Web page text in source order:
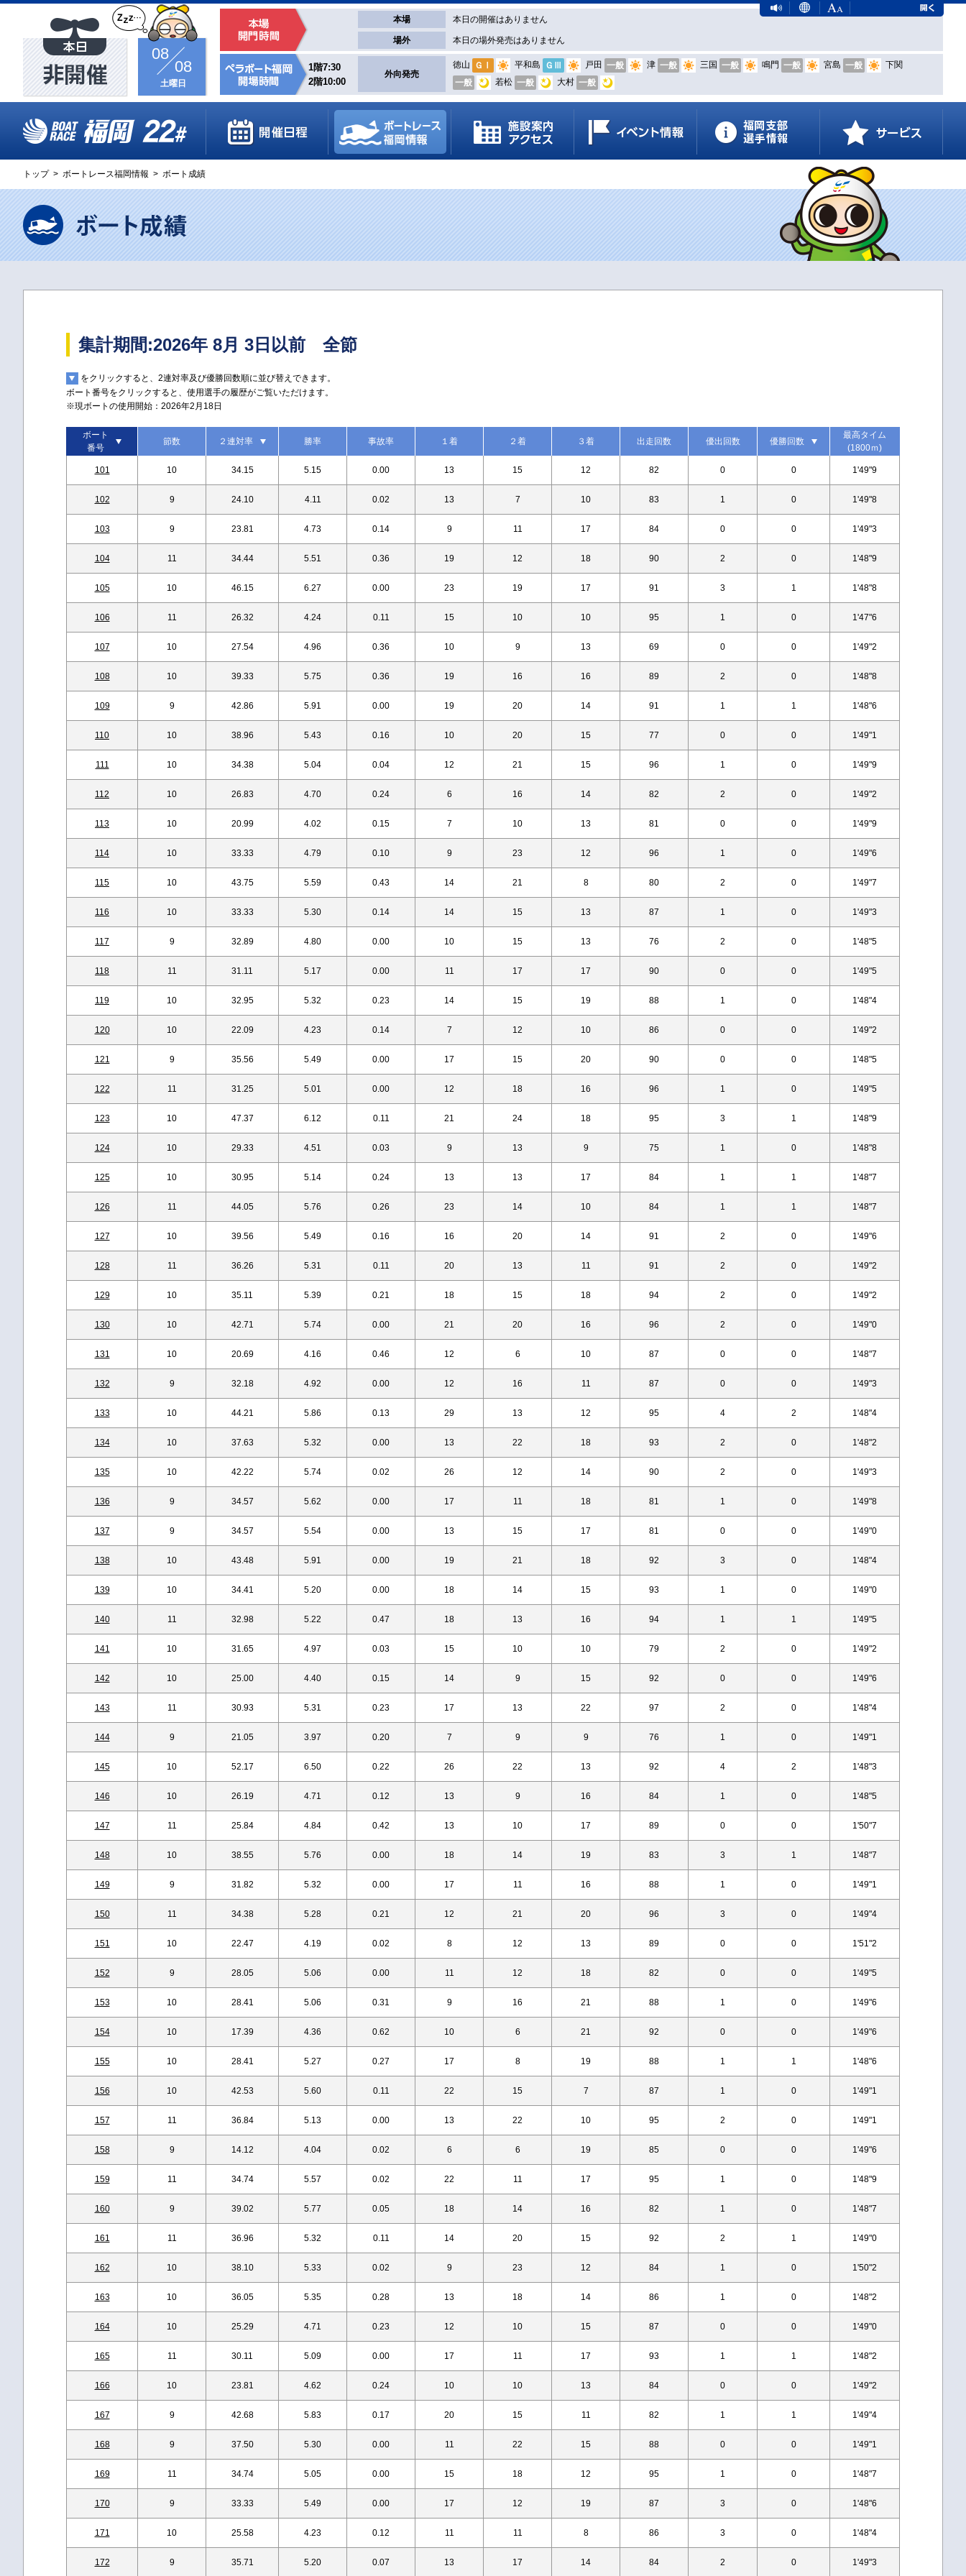
08
08
土曜日
本場 本日の開催はありません
場外 本日の場外発売はありません
1階7:30
2階10:00
外向発売
徳山 ＧⅠ 平和島 ＧⅢ 戸田 一般 津 一般 三国 一般 鳴門 一般 宮島 一般
下関
一般
若松 一般 大村 一般
トップ > ボートレース福岡情報 > ボート成績
集計期間:2026年 8月 3日以前 全節
をクリックすると、2連対率及び優勝回数順に並び替えできます。
ボート番号をクリックすると、使用選手の履歴がご覧いただけます。
※現ボートの使用開始：2026年2月18日
ボート
番号
節数 ２連対率 勝率 事故率 １着 ２着 ３着 出走回数 優出回数 優勝回数
最高タイム
(1800ｍ)
101 10 34.15 5.15 0.00 13 15 12 82 0 0 1'49"9
102 9 24.10 4.11 0.02 13 7 10 83 1 0 1'49"8
103 9 23.81 4.73 0.14 9 11 17 84 0 0 1'49"3
104 11 34.44 5.51 0.36 19 12 18 90 2 0 1'48"9
105 10 46.15 6.27 0.00 23 19 17 91 3 1 1'48"8
106 11 26.32 4.24 0.11 15 10 10 95 1 0 1'47"6
107 10 27.54 4.96 0.36 10 9 13 69 0 0 1'49"2
108 10 39.33 5.75 0.36 19 16 16 89 2 0 1'48"8
109 9 42.86 5.91 0.00 19 20 14 91 1 1 1'48"6
110 10 38.96 5.43 0.16 10 20 15 77 0 0 1'49"1
111 10 34.38 5.04 0.04 12 21 15 96 1 0 1'49"9
112 10 26.83 4.70 0.24 6 16 14 82 2 0 1'49"2
113 10 20.99 4.02 0.15 7 10 13 81 0 0 1'49"9
114 10 33.33 4.79 0.10 9 23 12 96 1 0 1'49"6
115 10 43.75 5.59 0.43 14 21 8 80 2 0 1'49"7
116 10 33.33 5.30 0.14 14 15 13 87 1 0 1'49"3
117 9 32.89 4.80 0.00 10 15 13 76 2 0 1'48"5
118 11 31.11 5.17 0.00 11 17 17 90 0 0 1'49"5
119 10 32.95 5.32 0.23 14 15 19 88 1 0 1'48"4
120 10 22.09 4.23 0.14 7 12 10 86 0 0 1'49"2
121 9 35.56 5.49 0.00 17 15 20 90 0 0 1'48"5
122 11 31.25 5.01 0.00 12 18 16 96 1 0 1'49"5
123 10 47.37 6.12 0.11 21 24 18 95 3 1 1'48"9
124 10 29.33 4.51 0.03 9 13 9 75 1 0 1'48"8
125 10 30.95 5.14 0.24 13 13 17 84 1 1 1'48"7
126 11 44.05 5.76 0.26 23 14 10 84 1 1 1'48"7
127 10 39.56 5.49 0.16 16 20 14 91 2 0 1'49"6
128 11 36.26 5.31 0.11 20 13 11 91 2 0 1'49"2
129 10 35.11 5.39 0.21 18 15 18 94 2 0 1'49"2
130 10 42.71 5.74 0.00 21 20 16 96 2 0 1'49"0
131 10 20.69 4.16 0.46 12 6 10 87 0 0 1'48"7
132 9 32.18 4.92 0.00 12 16 11 87 0 0 1'49"3
133 10 44.21 5.86 0.13 29 13 12 95 4 2 1'48"4
134 10 37.63 5.32 0.00 13 22 18 93 2 0 1'48"2
135 10 42.22 5.74 0.02 26 12 14 90 2 0 1'49"3
136 9 34.57 5.62 0.00 17 11 18 81 1 0 1'49"8
137 9 34.57 5.54 0.00 13 15 17 81 0 0 1'49"0
138 10 43.48 5.91 0.00 19 21 18 92 3 0 1'48"4
139 10 34.41 5.20 0.00 18 14 15 93 1 0 1'49"0
140 11 32.98 5.22 0.47 18 13 16 94 1 1 1'49"5
141 10 31.65 4.97 0.03 15 10 10 79 2 0 1'49"2
142 10 25.00 4.40 0.15 14 9 15 92 0 0 1'49"6
143 11 30.93 5.31 0.23 17 13 22 97 2 0 1'48"4
144 9 21.05 3.97 0.20 7 9 9 76 1 0 1'49"1
145 10 52.17 6.50 0.22 26 22 13 92 4 2 1'48"3
146 10 26.19 4.71 0.12 13 9 16 84 1 0 1'48"5
147 11 25.84 4.84 0.42 13 10 17 89 0 0 1'50"7
148 10 38.55 5.76 0.00 18 14 19 83 3 1 1'48"7
149 9 31.82 5.32 0.00 17 11 16 88 1 0 1'49"1
150 11 34.38 5.28 0.21 12 21 20 96 3 0 1'49"4
151 10 22.47 4.19 0.02 8 12 13 89 0 0 1'51"2
152 9 28.05 5.06 0.00 11 12 18 82 0 0 1'49"5
153 10 28.41 5.06 0.31 9 16 21 88 1 0 1'49"6
154 10 17.39 4.36 0.62 10 6 21 92 0 0 1'49"6
155 10 28.41 5.27 0.27 17 8 19 88 1 1 1'48"6
156 10 42.53 5.60 0.11 22 15 7 87 1 0 1'49"1
157 11 36.84 5.13 0.00 13 22 10 95 2 0 1'49"1
158 9 14.12 4.04 0.02 6 6 19 85 0 0 1'49"6
159 11 34.74 5.57 0.02 22 11 17 95 1 0 1'48"9
160 9 39.02 5.77 0.05 18 14 16 82 1 0 1'48"7
161 11 36.96 5.32 0.11 14 20 15 92 2 1 1'49"0
162 10 38.10 5.33 0.02 9 23 12 84 1 0 1'50"2
163 10 36.05 5.35 0.28 13 18 14 86 1 0 1'48"2
164 10 25.29 4.71 0.23 12 10 15 87 0 0 1'49"0
165 11 30.11 5.09 0.00 17 11 17 93 1 1 1'48"2
166 10 23.81 4.62 0.24 10 10 13 84 0 0 1'49"2
167 9 42.68 5.83 0.17 20 15 11 82 1 1 1'49"4
168 9 37.50 5.30 0.00 11 22 15 88 0 0 1'49"1
169 11 34.74 5.05 0.00 15 18 12 95 1 0 1'48"7
170 9 33.33 5.49 0.00 17 12 19 87 3 0 1'48"6
171 10 25.58 4.23 0.12 11 11 8 86 3 0 1'48"4
172 9 35.71 5.20 0.07 13 17 14 84 2 0 1'49"3